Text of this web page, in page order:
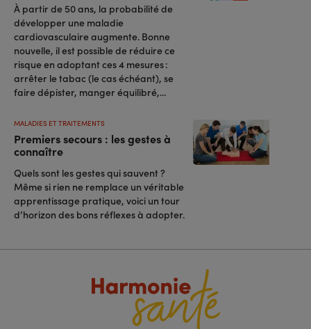
À partir de 50 ans, la probabilité de
développer une maladie
cardiovasculaire augmente. Bonne
nouvelle, il est possible de réduire ce
risque en adoptant ces 4 mesures :
arrêter le tabac (le cas échéant), se
faire dépister, manger équilibré,...
Premiers secours : les gestes à
connaître
MALADIES ET TRAITEMENTS
Quels sont les gestes qui sauvent ?
Même si rien ne remplace un véritable
apprentissage pratique, voici un tour
d’horizon des bons réflexes à adopter.